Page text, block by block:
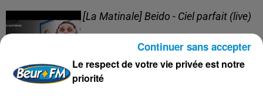
[La Matinale] Beido - Ciel parfait (live)
Le respect de votre vie privée est notre
priorité
Continuer sans accepter